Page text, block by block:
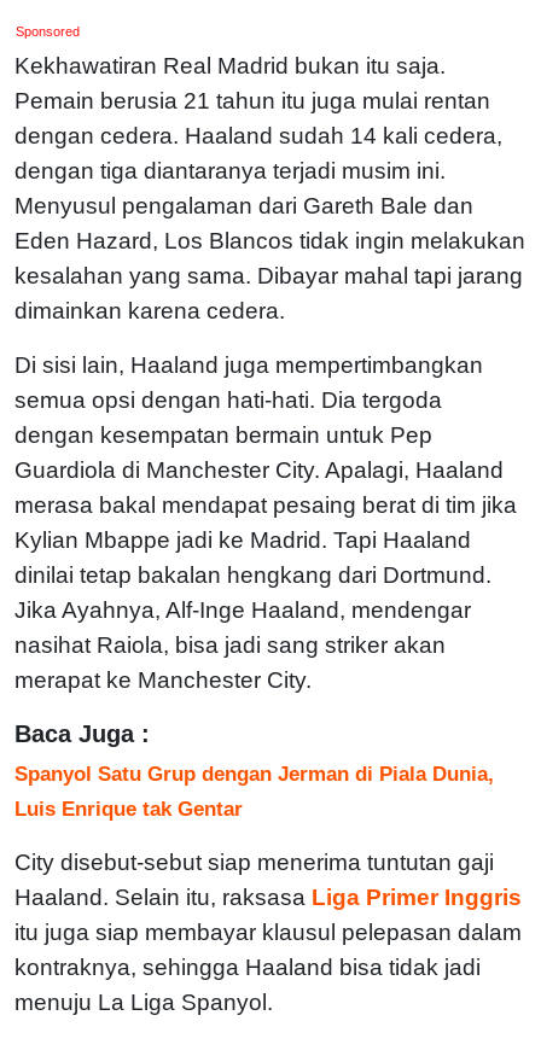
Sponsored
Kekhawatiran Real Madrid bukan itu saja.
Pemain berusia 21 tahun itu juga mulai rentan
dengan cedera. Haaland sudah 14 kali cedera,
dengan tiga diantaranya terjadi musim ini.
Menyusul pengalaman dari Gareth Bale dan
Eden Hazard, Los Blancos tidak ingin melakukan
kesalahan yang sama. Dibayar mahal tapi jarang
dimainkan karena cedera.
Di sisi lain, Haaland juga mempertimbangkan
semua opsi dengan hati-hati. Dia tergoda
dengan kesempatan bermain untuk Pep
Guardiola di Manchester City. Apalagi, Haaland
merasa bakal mendapat pesaing berat di tim jika
Kylian Mbappe jadi ke Madrid. Tapi Haaland
dinilai tetap bakalan hengkang dari Dortmund.
Jika Ayahnya, Alf-Inge Haaland, mendengar
nasihat Raiola, bisa jadi sang striker akan
merapat ke Manchester City.
Baca Juga :
Spanyol Satu Grup dengan Jerman di Piala Dunia,
Luis Enrique tak Gentar
City disebut-sebut siap menerima tuntutan gaji
Haaland. Selain itu, raksasa Liga Primer Inggris
itu juga siap membayar klausul pelepasan dalam
kontraknya, sehingga Haaland bisa tidak jadi
menuju La Liga Spanyol.